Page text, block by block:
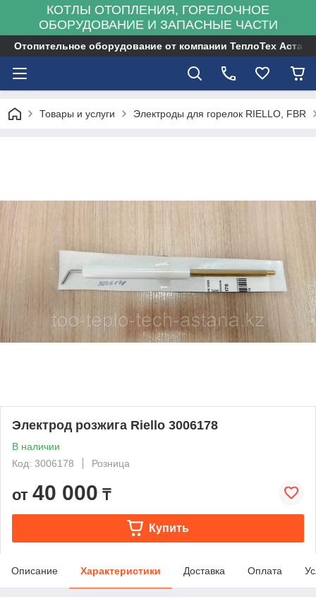
КОТЛЫ ОТОПЛЕНИЯ, ГОРЕЛОЧНОЕ
ОБОРУДОВАНИЕ И ЗАПАСНЫЕ ЧАСТИ
Отопительное оборудование от компании ТеплоТех Астана
Товары и услуги Электроды для горелок RIELLO, FBR
Электрод розжига Riello 3006178
В наличии
Код: 3006178
Розница
от 40 000 ₸
Купить
Описание Характеристики Доставка Оплата